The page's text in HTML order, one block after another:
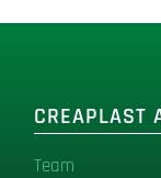
CREAPLAST
Team